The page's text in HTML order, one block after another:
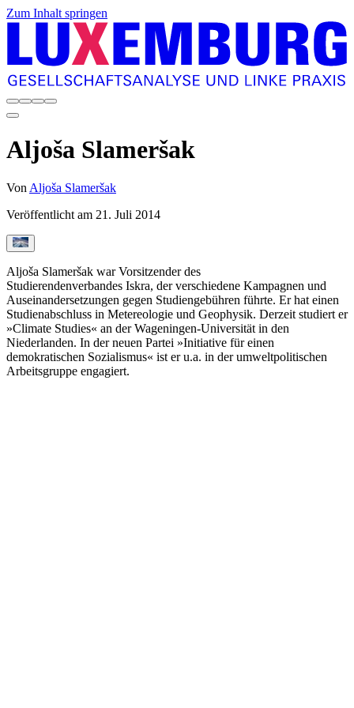
Zum Inhalt springen
Aljoša Slameršak
VonAljoša Slameršak
Veröffentlicht am 21. Juli 2014
Aljoša Slameršak war Vorsitzender des
Studierendenverbandes Iskra, der verschiedene Kampagnen und
Auseinandersetzungen gegen Studiengebühren führte. Er hat einen
Studienabschluss in Metereologie und Geophysik. Derzeit studiert er
»Climate Studies« an der Wageningen-Universität in den
Niederlanden. In der neuen Partei »Initiative für einen
demokratischen Sozialismus« ist er u.a. in der umweltpolitischen
Arbeitsgruppe engagiert.